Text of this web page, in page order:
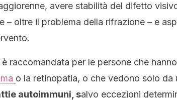
avere stabilità del difetto
– oltre il problema della rifrazione – e
raccomandata per le persone che
o la retinopatia, o che vedono solo da
autoimmuni, salvo eccezioni